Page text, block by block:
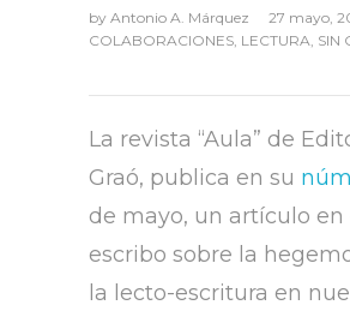
by Antonio A. Márquez
27 mayo,
COLABORACIONES, LECTURA, SIN
La revista “Aula” de
Graó, publica en su
de mayo, un artículo en
escribo sobre la
la lecto-escritura en